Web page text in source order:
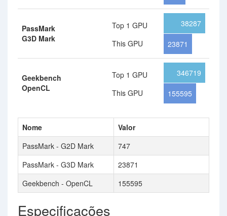
PassMark
G3D Mark
Top 1 GPU
This GPU
38287
23871
Geekbench
OpenCL
Top 1 GPU
This GPU
346719
155595
Nome
Valor
PassMark - G2D Mark
747
PassMark - G3D Mark
23871
Geekbench - OpenCL
155595
Especificações